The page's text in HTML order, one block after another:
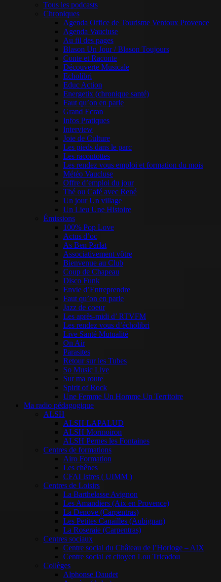
Tous les podcasts
Chroniques
Agenda Office de Tourisme Ventoux Provence
Agenda Vaucluse
Au fil des pages
Blason Un Jour / Blason Toujours
Conte et Raconte
Découverte Musicale
Echolibri
Educ Action
Energetix (chronique santé)
Faut qu’on en parle
Grand Ecran
Infos Pratiques
Interview
Joie de Culture
Les pieds dans le parc
Les racontottes
Les rendez vous emploi et formation du mois
Météo Vaucluse
Offre d’emploi du jour
Thé ou Café avec René
Un jour Un village
Un Lieu Une Histoire
Émissions
100% Pop Love
Actus d’oc
As Ben Parlat
Associativement vôtre
Bienvenue au Club
Coup de Chapeau
Disco Funk
Envie d’Entreprendre
Faut qu’on en parle
Jazz de coeur
Les après-midi d’ RTVFM
Les rendez vous d’écholibri
Live Santé Mutualité
On Air
Parasites
Retour sur les Tubes
So Music Live
Sur ma route
Spirit of Rock
Une Femme Un Homme Un Territoire
Ma radio pédagogique
ALSH
ALSH LAPALUD
ALSH Mormoiron
ALSH Pernes les Fontaines
Centres de formations
Airo Formation
Les chênes
CFAI Istres ( UIMM )
Centres de Loisirs
La Barthelasse Avignon
Les Amandiers (Aix en Provence)
La Denove (Carpentras)
Les Petites Canailles (Aubignan)
La Roseraie (Carpentras)
Centres sociaux
Centre social du Château de l’Horloge – AIX
Centre social et citoyen Lou Tricadou
Collèges
Alphonse Daudet